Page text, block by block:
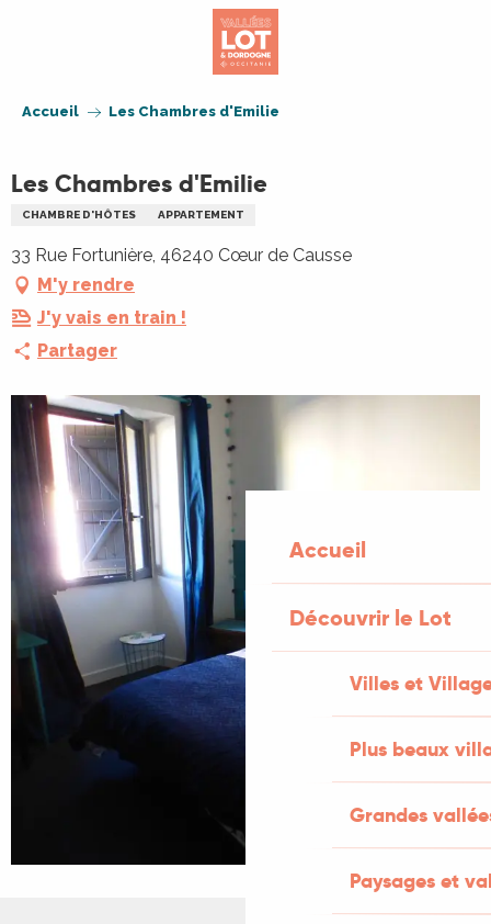
Accueil
Découvrir le Lot
Villes et
Plus beaux
Grandes
Paysages et
Accueil Les Chambres d'Emilie
Les Chambres d'Emilie
CHAMBRE D'HÔTES APPARTEMENT
33 Rue Fortunière, 46240 Cœur de Causse
M'y rendre
J'y vais en train !
Partager